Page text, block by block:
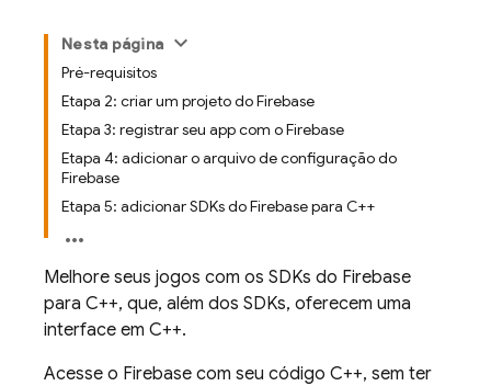
Nesta página
Pré-requisitos
Etapa 2: criar um projeto do Firebase
Etapa 3: registrar seu app com o Firebase
Etapa 4: adicionar o arquivo de configuração do
Firebase
Etapa 5: adicionar SDKs do Firebase para C++
Melhore seus jogos com os SDKs do Firebase
para C++, que, além dos SDKs, oferecem uma
interface em C++.
Acesse o Firebase com seu código C++, sem ter